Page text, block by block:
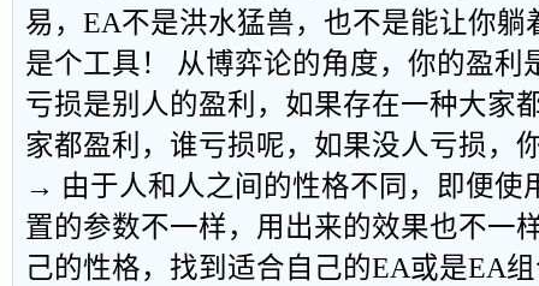
易，EA不是洪水猛兽，也不是能让你躺
是个工具！ 从博弈论的角度，你的盈利
亏损是别人的盈利，如果存在一种大家
家都盈利，谁亏损呢，如果没人亏损，
→ 由于人和人之间的性格不同，即便使
置的参数不一样，用出来的效果也不一
己的性格，找到适合自己的EA或是EA